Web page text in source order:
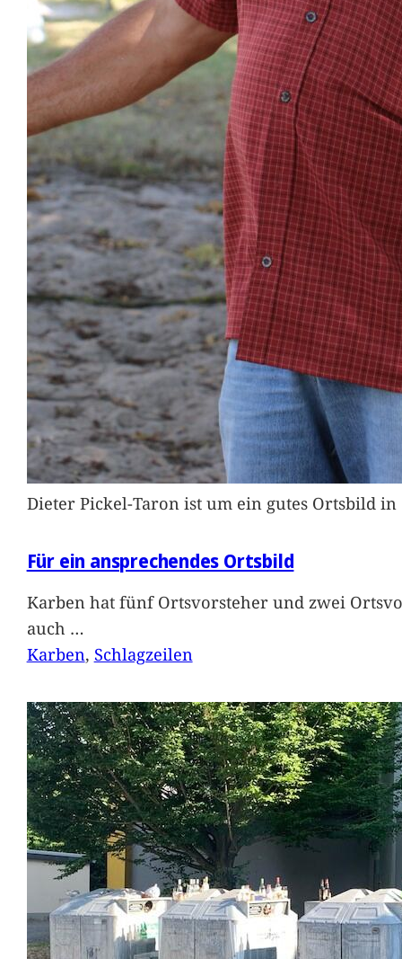
Dieter Pickel-Taron ist um ein gutes Ortsbild
Für ein ansprechendes Ortsbild
Karben hat fünf Ortsvorsteher und zwei
auch …
Karben, Schlagzeilen